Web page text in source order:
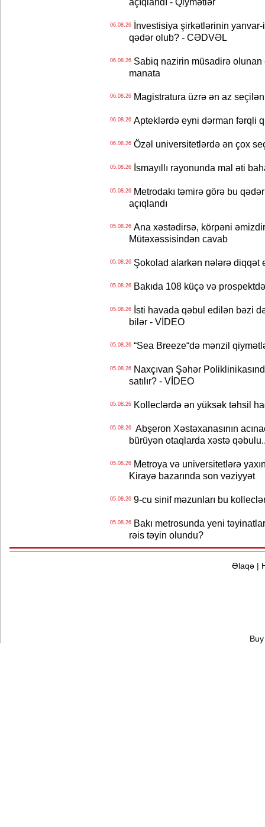
06.08.26İnvestisiya şirkətlərinin yanvar-
qədər olub? - CƏDVƏL
06.08.26Sabiq nazirin müsadirə olunan
manata
06.08.26Magistratura üzrə ən az
06.08.26Apteklərdə eyni dərman fərqli
06.08.26Özəl universitetlərdə ən çox
05.08.26İsmayıllı rayonunda mal əti
05.08.26Metrodakı təmirə görə bu
açıqlandı
05.08.26Ana xəstədirsə, körpəni
Mütəxəssisindən cavab
05.08.26Şokolad alarkən nələrə diqqət
05.08.26Bakıda 108 küçə və
05.08.26İsti havada qəbul edilən bəzi
bilər - VİDEO
05.08.26“Sea Breeze“də mənzil
05.08.26Naxçıvan Şəhər
satılır? - VİDEO
05.08.26Kolleclərdə ən yüksək təhsil
05.08.26Abşeron Xəstəxanasının
bürüyən otaqlarda xəstə
05.08.26Metroya və universitetlərə
Kirayə bazarında son vəziyyət
05.08.269-cu sinif məzunları bu
05.08.26Bakı metrosunda yeni
rəis təyin olundu?
Əlaqə|